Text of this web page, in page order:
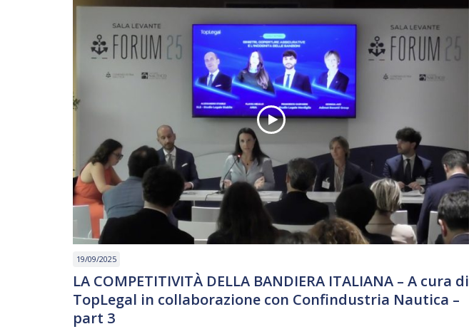
19/09/2025
LA COMPETITIVITÀ DELLA BANDIERA ITALIANA – A cura di
TopLegal in collaborazione con Confindustria Nautica –
part 3